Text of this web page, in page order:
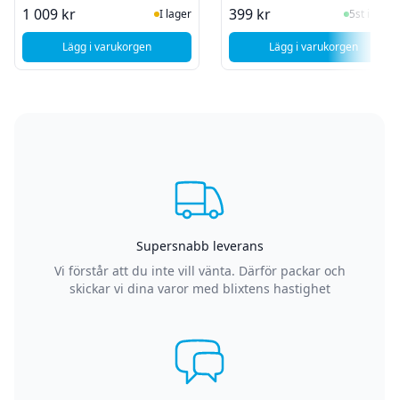
1 009 kr I Lager
I lager
Lägg i varukorgen, Zyxel GS1915-8 - Smart Managed Switch - 8 portar -
399 kr I Lager
5st i lager
Lägg i varukorgen
, Zyxel GS-108B
Supersnabb leverans
Vi förstår att du inte vill vänta. Därför packar och
skickar vi dina varor med blixtens hastighet